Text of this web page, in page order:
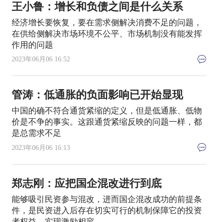
王小鲁：增长和负债之间是什么关系
经济增长要恢复，要在需求侧解决消费不足的问题，
在供给侧解决市场环境不公平、市场机制没有能发挥
作用的问题
2023年06月06 16:52
管涛：低通胀的负面影响已开始显现
中国的确不符合通货紧缩的定义，但是低通胀、低物
价是不争的事实。这跟通货紧缩反映的问题一样，都
是总需求不足
2023年06月06 16:13
郑志刚：应把国企混改进行到底
能够吸引民资参与混改，进而国企混改成功的前提条
件，是民资进入后存在切实可行的机制保障它的投资